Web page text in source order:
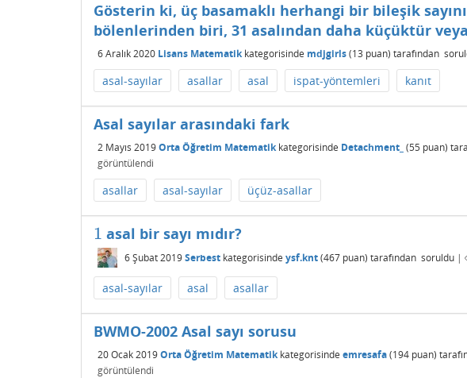
Gösterin ki, üç basamaklı herhangi bir bileşik
bölenlerinden biri, 31 asalından daha küçüktür
6 Aralık 2020 Lisans Matematikkategorisinde mdjgirls(13 puan) tarafından
asal-sayılar asallar asal ispat-yöntemleri kanıt
Asal sayılar arasındaki fark
2 Mayıs 2019Orta Öğretim Matematikkategorisinde Detachment_ (55 puan)
görüntülendi
asallar asal-sayılar üçüz-asallar
1
1 asal bir sayı mıdır?
6 Şubat 2019Serbest kategorisinde ysf.knt(467 puan) tarafından soruldu |
asal-sayılar asal asallar
BWMO-2002 Asal sayı sorusu
20 Ocak 2019Orta Öğretim Matematikkategorisinde emresafa(194 puan)
görüntülendi